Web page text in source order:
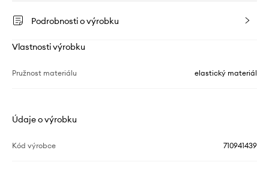
Podrobnosti o výrobku
Vlastnosti výrobku
Pružnost materiálu elastický materiál
Údaje o výrobku
Kód výrobce 710941439